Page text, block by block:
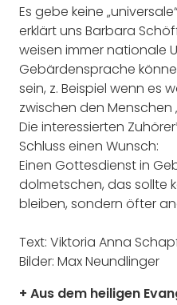
Es gebe keine
erklärt uns Barbara
weisen immer nationale
Gebärdensprache
sein, z. Beispiel wenn es
zwischen den Menschen
Die interessierten
Schluss einen Wunsch:
Einen Gottesdienst in
dolmetschen, das sollte
bleiben, sondern öfter
Text: Viktoria Anna
Bilder: Max Neundlinger
+ Aus dem heiligen